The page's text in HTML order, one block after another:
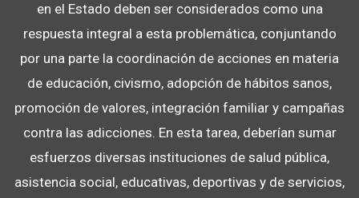
en el Estado deben ser considerados como una
respuesta integral a esta problemática, conjuntando
por una parte la coordinación de acciones en materia
de educación, civismo, adopción de hábitos sanos,
promoción de valores, integración familiar y campañas
contra las adicciones. En esta tarea, deberían sumar
esfuerzos diversas instituciones de salud pública,
asistencia social, educativas, deportivas y de servicios,